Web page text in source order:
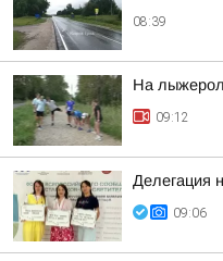
08:39
На
09:12
Делегация
09:06